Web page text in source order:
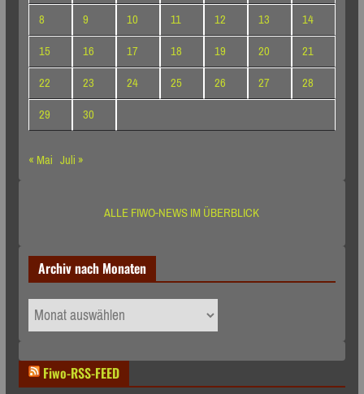
8
9 10 11 12 13
14
15
16 17 18 19 20
21
22
23 24 25 26 27
28
29
30
« Mai Juli »
ALLE FIWO-NEWS IM ÜBERBLICK
Archiv nach Monaten
Archiv
nach
Fiwo-RSS-FEED